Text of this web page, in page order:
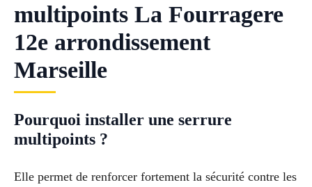
multipoints La Fourragere
12e arrondissement
Marseille
Pourquoi installer une serrure
multipoints ?
Elle permet de renforcer fortement la sécurité contre les